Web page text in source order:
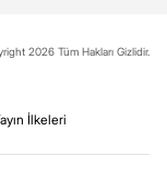
2026 Tüm Hakları Gizlidir.
İlkeleri